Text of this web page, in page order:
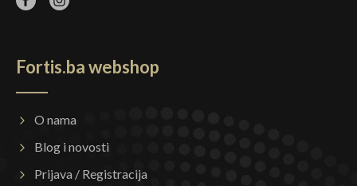
Fortis.ba webshop
O nama
Blog i novosti
Prijava / Registracija